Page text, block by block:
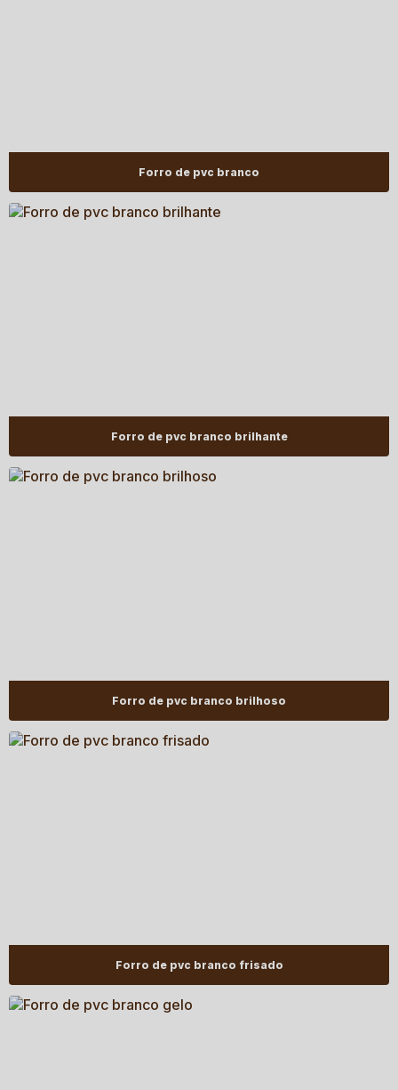
Forro de pvc branco
Forro de pvc branco brilhante
Forro de pvc branco brilhoso
Forro de pvc branco frisado